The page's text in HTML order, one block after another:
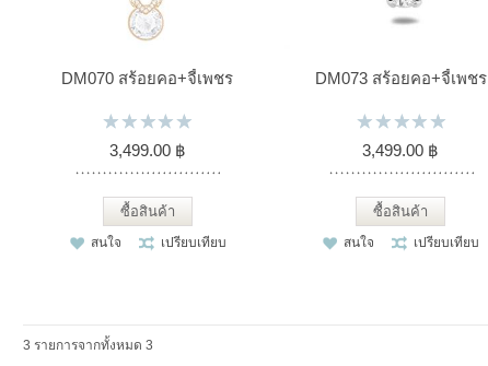
DM070 สร้อยคอ+จี้เพชร
3,499.00 ฿
ซื้อสินค้า
สนใจ เปรียบเทียบ
DM073 สร้อยคอ+จี้เพชร
3,499.00 ฿
ซื้อสินค้า
สนใจ เปรียบเทียบ
3 รายการจากทั้งหมด 3